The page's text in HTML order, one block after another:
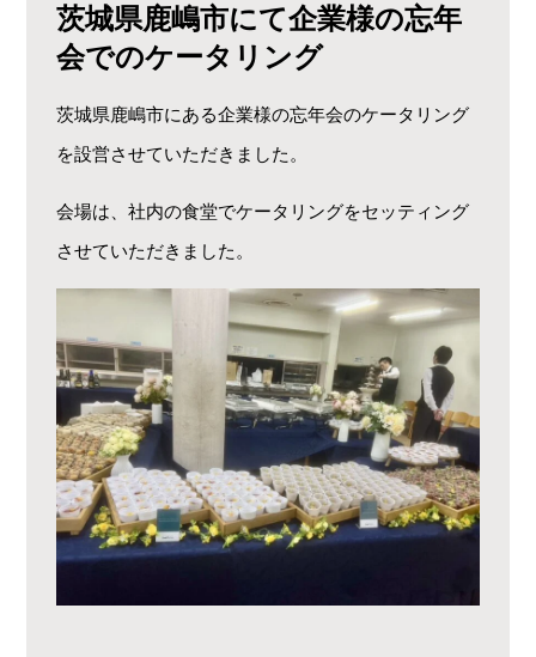
茨城県鹿嶋市にて企業様の忘年
会でのケータリング
茨城県鹿嶋市にある企業様の忘年会のケータリング
を設営させていただきました。
会場は、社内の食堂でケータリングをセッティング
させていただきました。